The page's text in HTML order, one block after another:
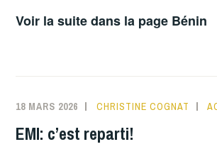
Voir la suite dans la page Bénin
18 MARS 2026 CHRISTINE COGNAT
EMI: c’est reparti!